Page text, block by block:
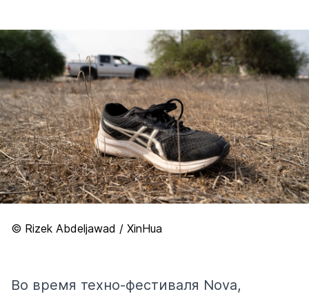
© Rizek Abdeljawad / XinHua
Во время техно-фестиваля Nova,